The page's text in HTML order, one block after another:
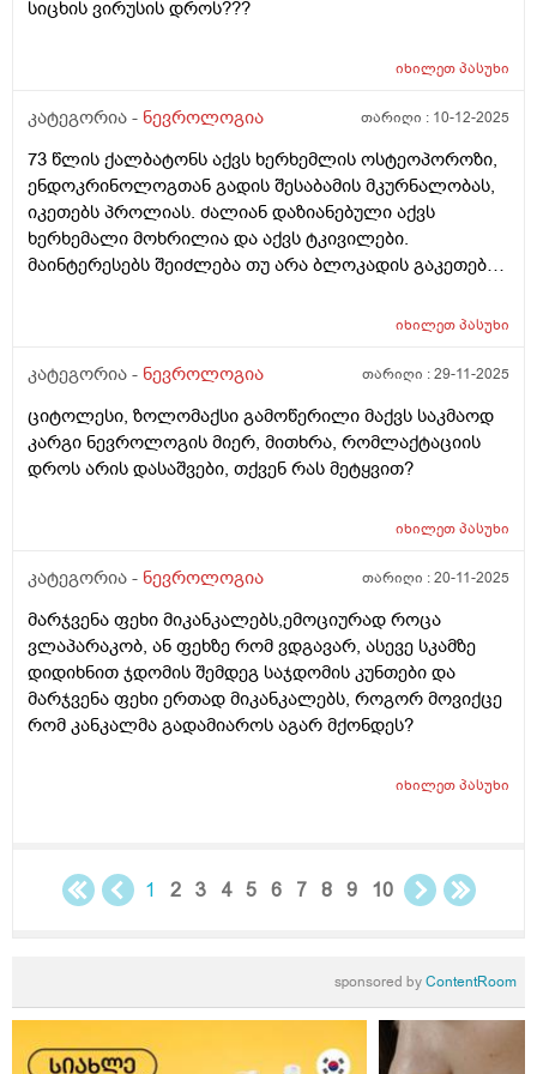
რომ ეს აურა აღარ იყოს? მადლობა
სიცხის ვირუსის დროს???
იხილეთპასუხი
კატეგორია - ნევროლოგია თარიღი : 10-12-2025
73 წლის ქალბატონს აქვს ხერხემლის ოსტეოპოროზი,
ენდოკრინოლოგთან გადის შესაბამის მკურნალობას,
იკეთებს პროლიას. ძალიან დაზიანებული აქვს
ხერხემალი მოხრილია და აქვს ტკივილები.
მაინტერესებს შეიძლება თუ არა ბლოკადის გაკეთება
იხილეთპასუხი
კატეგორია - ნევროლოგია თარიღი :29-11-2025
ციტოლესი, ზოლომაქსი გამოწერილი მაქვს საკმაოდ
კარგი ნევროლოგის მიერ, მითხრა, რომლაქტაციის
დროს არის დასაშვები, თქვენ რას მეტყვით?
იხილეთპასუხი
კატეგორია - ნევროლოგია თარიღი :20-11-2025
მარჯვენა ფეხი მიკანკალებს,ემოციურად როცა
ვლაპარაკობ, ან ფეხზე რომ ვდგავარ, ასევე სკამზე
დიდიხნით ჯდომის შემდეგ საჯდომის კუნთები და
მარჯვენა ფეხი ერთად მიკანკალებს, როგორ მოვიქცე
რომ კანკალმა გადამიაროს აგარ მქონდეს?
იხილეთპასუხი
1 2 3 4 5 6 7 8 9 10
sponsored byContentRoom